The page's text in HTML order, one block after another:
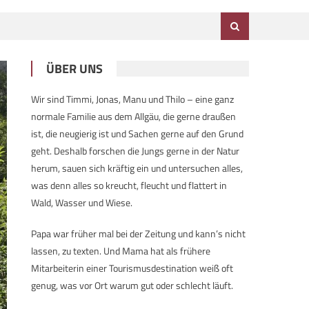
ÜBER UNS
Wir sind Timmi, Jonas, Manu und Thilo – eine ganz
normale Familie aus dem Allgäu, die gerne draußen
ist, die neugierig ist und Sachen gerne auf den Grund
geht. Deshalb forschen die Jungs gerne in der Natur
herum, sauen sich kräftig ein und untersuchen alles,
was denn alles so kreucht, fleucht und flattert in
Wald, Wasser und Wiese.
Papa war früher mal bei der Zeitung und kann’s nicht
lassen, zu texten. Und Mama hat als frühere
Mitarbeiterin einer Tourismusdestination weiß oft
genug, was vor Ort warum gut oder schlecht läuft.